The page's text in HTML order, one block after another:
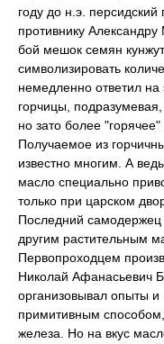
году до н.э.
противнику
бой мешок семян
символизировать
немедленно ответил
горчицы,
но зато более
Получаемое из
известно многим. А
масло специально
только при царском
Последний самодержец
другим растительным
Первопроходцем
Николай Афанасьевич
организовывал опыты
примитивным
железа. Но на вкус